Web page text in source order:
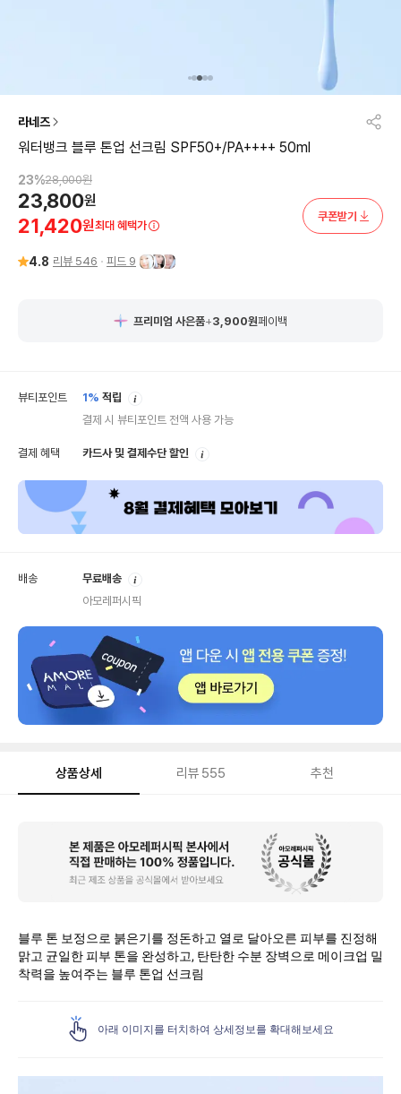
라네즈
워터뱅크 블루 톤업 선크림 SPF50+/PA++++ 50ml
23%28,000원
23,800원
21,420원최대 혜택가
쿠폰받기
4.8 리뷰 546 피드 9
프리미엄 사은품+3,900원페이백
뷰티포인트 1% 적립
결제 시 뷰티포인트 전액 사용 가능
결제 혜택 카드사 및 결제수단 할인
배송 무료배송
아모레퍼시픽
상품상세 리뷰 555 추천
블루 톤 보정으로 붉은기를 정돈하고 열로 달아오른 피부를 진정해
맑고 균일한 피부 톤을 완성하고, 탄탄한 수분 장벽으로 메이크업 밀
착력을 높여주는 블루 톤업 선크림
아래 이미지를 터치하여 상세정보를 확대해보세요